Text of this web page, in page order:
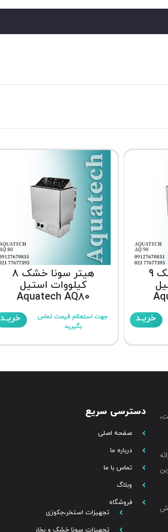
هیتر سونا خشک 9
خریـد
هیتر سونا خشک 8
کیلووات استیل
Aquatech AQ80
جهت استعلام قیمت تماس
بگیرید.
خریـد
دسترسی سریع
صفحه اصلی
درباره ما
تماس با ما
وبلاگ
فروشگاه
تجهیزات استخر،جکوزی
تجهیزات سونا خشک و بخار